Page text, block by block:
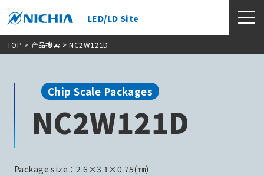
LED/LD Site
TOP > 产品搜索 > NC2W121D
Chip Scale Packages
NC2W121D
Package size：2.6×3.1×0.75(㎜)